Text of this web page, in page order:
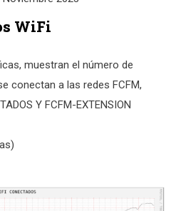
WiFi
muestran el número de
conectan a las redes FCFM,
Y FCFM-EXTENSION